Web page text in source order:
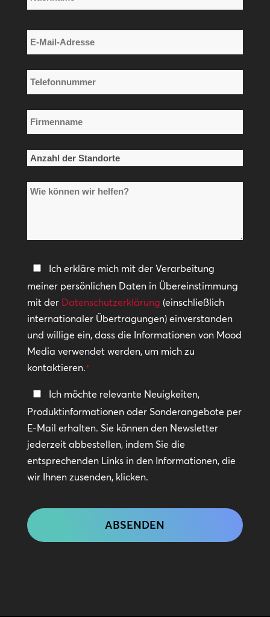
E-
Mail-
Adresse
Telefonnummer
*
Firmenname
*
Anzahl
Standorte
Wie
helfen?
Datenschutzerklärung
*
Ich erkläre mich mit der Verarbeitung
meiner persönlichen Daten in Übereinstimmung
mit der Datenschutzerklärung (einschließlich
internationaler Übertragungen) einverstanden
und willige ein, dass die Informationen von Mood
Media verwendet werden, um mich zu
kontaktieren.*
In
Kontakt
bleiben
Ich möchte relevante Neuigkeiten,
Produktinformationen oder Sonderangebote per
E-Mail erhalten. Sie können den Newsletter
jederzeit abbestellen, indem Sie die
entsprechenden Links in den Informationen, die
wir Ihnen zusenden, klicken.